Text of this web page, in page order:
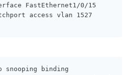
FastEthernet1/0/15
access vlan 1527
snooping binding